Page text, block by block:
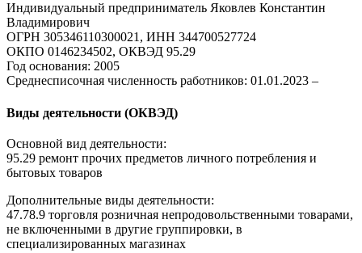
Индивидуальный предприниматель Яковлев Константин
Владимирович
ОГРН 305346110300021, ИНН 344700527724
ОКПО 0146234502, ОКВЭД 95.29
Год основания: 2005
Среднесписочная численность работников: 01.01.2023 –
Виды деятельности (ОКВЭД)
Основной вид деятельности:
95.29 ремонт прочих предметов личного потребления и
бытовых товаров
Дополнительные виды деятельности:
47.78.9 торговля розничная непродовольственными товарами,
не включенными в другие группировки, в
специализированных магазинах